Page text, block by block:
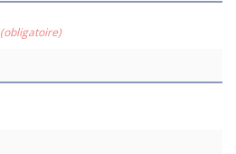
(obligatoire)